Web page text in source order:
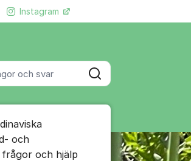
Sök
Instagram Fler supportlänkar
och
och hjälp